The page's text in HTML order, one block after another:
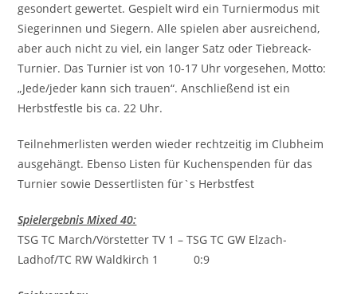
gesondert gewertet. Gespielt wird ein Turniermodus mit
Siegerinnen und Siegern. Alle spielen aber ausreichend,
aber auch nicht zu viel, ein langer Satz oder Tiebreack-
Turnier. Das Turnier ist von 10-17 Uhr vorgesehen, Motto:
„Jede/jeder kann sich trauen“. Anschließend ist ein
Herbstfestle bis ca. 22 Uhr.
Teilnehmerlisten werden wieder rechtzeitig im Clubheim
ausgehängt. Ebenso Listen für Kuchenspenden für das
Turnier sowie Dessertlisten für`s Herbstfest
Spielergebnis Mixed 40:
TSG TC March/Vörstetter TV 1 – TSG TC GW Elzach-
Ladhof/TC RW Waldkirch 1 0:9